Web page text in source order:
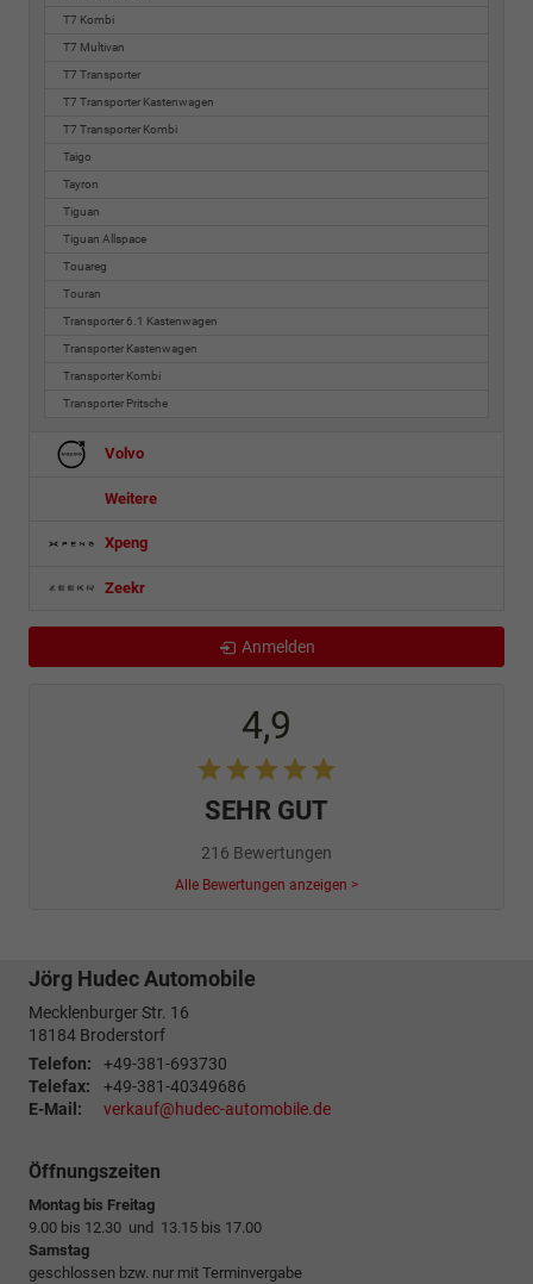
T7 Kombi
T7 Multivan
T7 Transporter
T7 Transporter Kastenwagen
T7 Transporter Kombi
Taigo
Tayron
Tiguan
Tiguan Allspace
Touareg
Touran
Transporter 6.1 Kastenwagen
Transporter Kastenwagen
Transporter Kombi
Transporter Pritsche
Volvo
Weitere
Xpeng
Zeekr
Anmelden
4,9
SEHR GUT
216 Bewertungen
Alle Bewertungen anzeigen >
Jörg Hudec Automobile
Mecklenburger Str. 16
18184 Broderstorf
Telefon:
+49-381-693730
Telefax:
+49-381-40349686
E-Mail:
verkauf@hudec-automobile.de
Öffnungszeiten
Montag bis Freitag
9.00 bis 12.30 und 13.15 bis 17.00
Samstag
geschlossen bzw. nur mit Terminvergabe